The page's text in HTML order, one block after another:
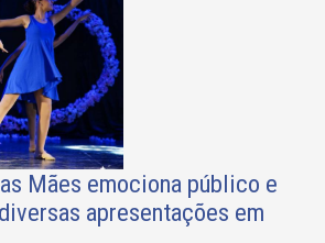
Mães emociona público e
apresentações em